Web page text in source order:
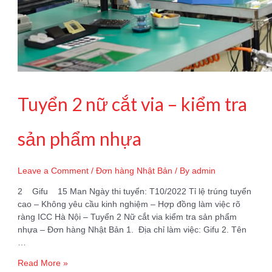
Tuyển 2 nữ cắt via – kiểm tra
sản phẩm nhựa
Leave a Comment /Đơn hàng Nhật Bản / Byadmin
2 Gifu 15 Man Ngày thi tuyển: T10/2022 Tỉ lệ trúng tuyển
cao – Không yêu cầu kinh nghiệm – Hợp đồng làm việc rõ
ràng ICC Hà Nội – Tuyển 2 Nữ cắt via kiểm tra sản phẩm
nhựa – Đơn hàng Nhật Bản 1. Địa chỉ làm việc: Gifu 2. Tên
Tuyển
Read More »